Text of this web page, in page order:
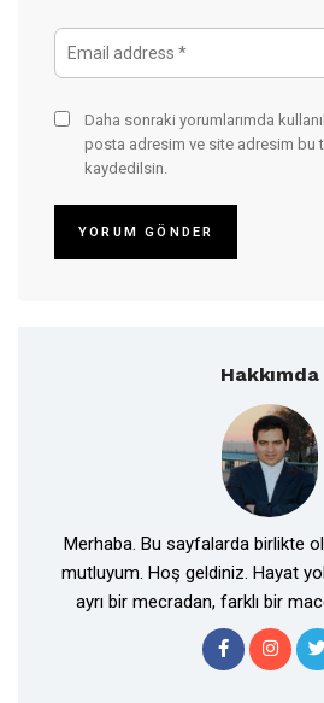
Daha sonraki yorumlarımda
posta adresim ve site adresim bu
kaydedilsin.
Hakkımda
Merhaba. Bu sayfalarda birlikte
mutluyum. Hoş geldiniz. Hayat
ayrı bir mecradan, farklı bir